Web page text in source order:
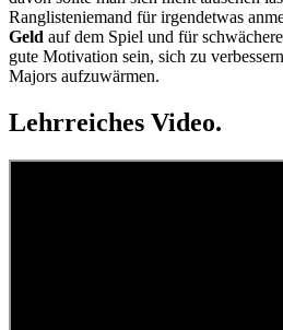
Ranglisteniemand für irgendetwas
Geld auf dem Spiel und für
gute Motivation sein, sich zu
Majors aufzuwärmen.
Lehrreiches Video.